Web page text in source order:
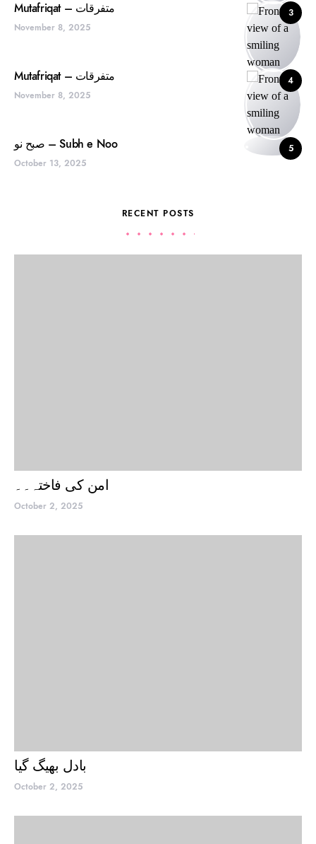
3 Mutafriqat – متفرقات
November 8, 2025
4 Mutafriqat – متفرقات
November 8, 2025
5 صبح نو – Subh e Noo
October 13, 2025
RECENT POSTS
امن کی فاختہ۔۔
October 2, 2025
بادل بھیگ گیا
October 2, 2025